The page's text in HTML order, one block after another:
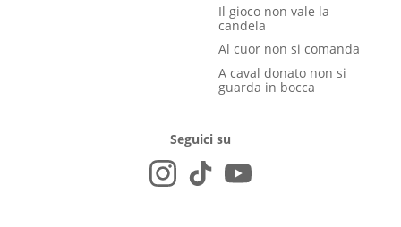
Il gioco non vale la
candela
Al cuor non si comanda
A caval donato non si
guarda in bocca
Seguici su